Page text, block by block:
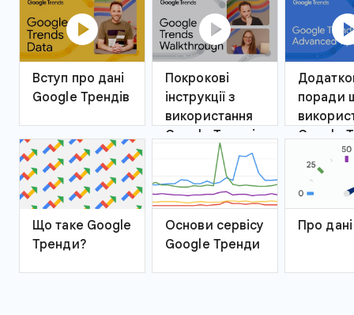
play_circle
Вступ про дані
Google Трендів
play_circle
Покрокові
інструкції з
використання
Google Трендів
поради
Google
Що таке Google
Тренди?
Основи сервісу
Google Тренди
Про дані